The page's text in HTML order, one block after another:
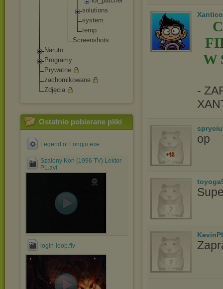
solutions
system
temp
Screenshots
Naruto
Programy
Prywatne
zachomikowane
Zdjęcia
Ostatnio pobierane pliki
Legend of Longju.exe
Szalony Koń (1996 TV) Lektor
PL.avi
login-loop.flv
Xantico
W
-
op